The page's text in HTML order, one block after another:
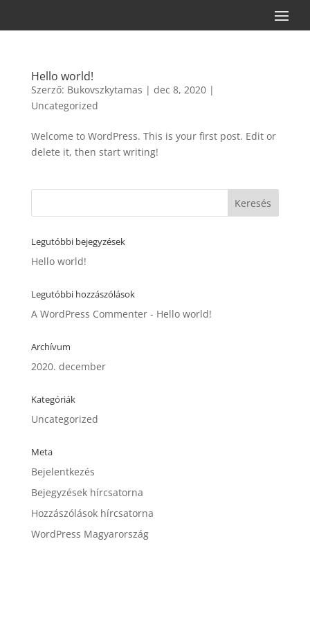
Hello world!
Szerző: Bukovszkytamas | dec 8, 2020|
Uncategorized
Welcome to WordPress. This is your first post. Edit or
delete it, then start writing!
Legutóbbi bejegyzések
Hello world!
Legutóbbi hozzászólások
A WordPress Commenter- Hello world!
Archívum
2020. december
Kategóriák
Uncategorized
Meta
Bejelentkezés
Bejegyzések hírcsatorna
Hozzászólások hírcsatorna
WordPress Magyarország